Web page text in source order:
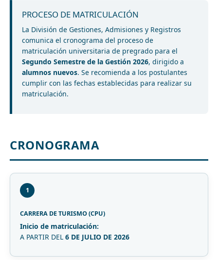
PROCESO DE MATRICULACIÓN
La División de Gestiones, Admisiones y Registros
comunica el cronograma del proceso de
matriculación universitaria de pregrado para el
Segundo Semestre de la Gestión 2026, dirigido a
alumnos nuevos. Se recomienda a los postulantes
cumplir con las fechas establecidas para realizar su
matriculación.
CRONOGRAMA
1
CARRERA DE TURISMO (CPU)
Inicio de matriculación:
A PARTIR DEL 6 DE JULIO DE 2026